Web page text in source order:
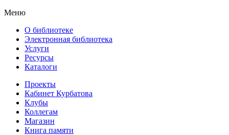
Меню
О библиотеке
Электронная библиотека
Услуги
Ресурсы
Каталоги
Проекты
Кабинет Курбатова
Клубы
Коллегам
Магазин
Книга памяти